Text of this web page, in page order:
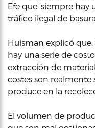
Efe que ‘siempre hay
tráfico ilegal de
Huisman explicó que,
hay una serie de
extracción de
costes son realmente
produce en la
El volumen de